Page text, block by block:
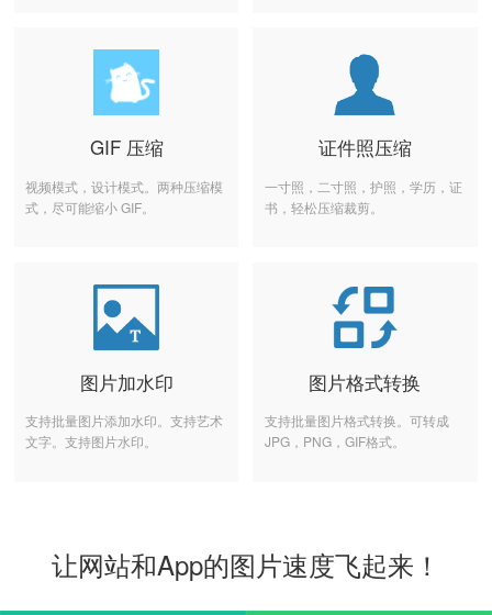
GIF 压缩
视频模式，设计模式。两种压缩模
式，尽可能缩小 GIF。
证件照压缩
一寸照，二寸照，护照，学历，证
书，轻松压缩裁剪。
图片加水印
支持批量图片添加水印。支持艺术
文字。支持图片水印。
图片格式转换
支持批量图片格式转换。可转成
JPG，PNG，GIF格式。
让网站和App的图片速度飞起来！